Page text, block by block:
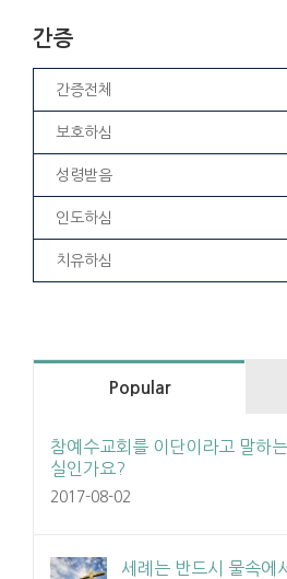
간증
간증전체
보호하심
성령받음
인도하심
치유하심
Popular
참예수교회를 이단이라고 말하
실인가요?
2017-08-02
세례는 반드시 물속에